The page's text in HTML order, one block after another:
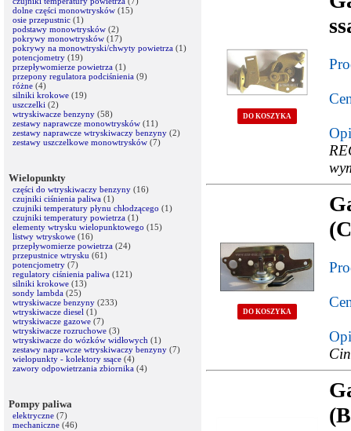
dolne części monowtrysków (15)
osie przepustnic (1)
podstawy monowtrysków (2)
pokrywy monowtrysków (17)
pokrywy na monowtryski/chwyty powietrza (1)
potencjometry (19)
przepływomierze powietrza (1)
przepony regulatora podciśnienia (9)
różne (4)
silniki krokowe (19)
uszczelki (2)
wtryskiwacze benzyny (58)
zestawy naprawcze monowtrysków (11)
zestawy naprawcze wtryskiwaczy benzyny (2)
zestawy uszczelkowe monowtrysków (7)
Wielopunkty
części do wtryskiwaczy benzyny (16)
czujniki ciśnienia paliwa (1)
czujniki temperatury płynu chłodzącego (1)
czujniki temperatury powietrza (1)
elementy wtrysku wielopunktowego (15)
listwy wtryskowe (16)
przepływomierze powietrza (24)
przepustnice wtrysku (61)
potencjometry (7)
regulatory ciśnienia paliwa (121)
silniki krokowe (13)
sondy lambda (25)
wtryskiwacze benzyny (233)
wtryskiwacze diesel (1)
wtryskiwacze gazowe (7)
wtryskiwacze rozruchowe (3)
wtryskiwacze do wózków widłowych (1)
zestawy naprawcze wtryskiwaczy benzyny (7)
wielopunkty - kolektory ssące (4)
zawory odpowietrzania zbiornika (4)
Pompy paliwa
elektryczne (7)
mechaniczne (46)
DO KOSZYKA
DO KOSZYKA